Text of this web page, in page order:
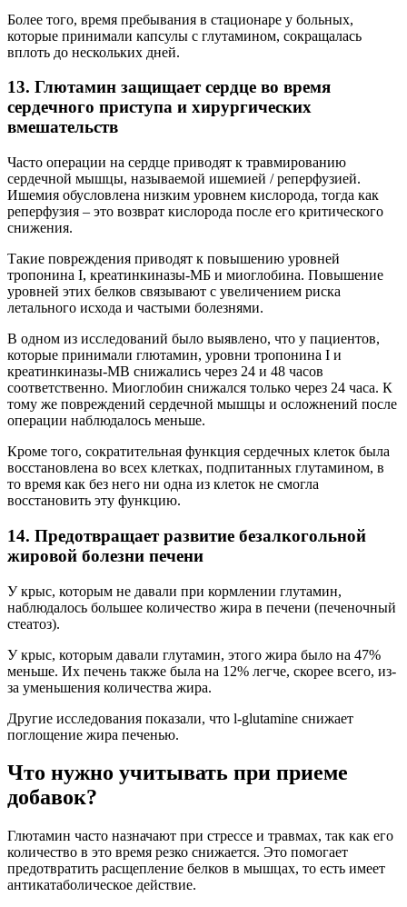
Более того, время пребывания в стационаре у больных,
которые принимали капсулы с глутамином, сокращалась
вплоть до нескольких дней.
13. Глютамин защищает сердце во время
сердечного приступа и хирургических
вмешательств
Часто операции на сердце приводят к травмированию
сердечной мышцы, называемой ишемией / реперфузией.
Ишемия обусловлена низким уровнем кислорода, тогда как
реперфузия – это возврат кислорода после его критического
снижения.
Такие повреждения приводят к повышению уровней
тропонина I, креатинкиназы-МБ и миоглобина. Повышение
уровней этих белков связывают с увеличением риска
летального исхода и частыми болезнями.
В одном из исследований было выявлено, что у пациентов,
которые принимали глютамин, уровни тропонина I и
креатинкиназы-MB снижались через 24 и 48 часов
соответственно. Миоглобин снижался только через 24 часа. К
тому же повреждений сердечной мышцы и осложнений после
операции наблюдалось меньше.
Кроме того, сократительная функция сердечных клеток была
восстановлена во всех клетках, подпитанных глутамином, в
то время как без него ни одна из клеток не смогла
восстановить эту функцию.
14. Предотвращает развитие безалкогольной
жировой болезни печени
У крыс, которым не давали при кормлении глутамин,
наблюдалось большее количество жира в печени (печеночный
стеатоз).
У крыс, которым давали глутамин, этого жира было на 47%
меньше. Их печень также была на 12% легче, скорее всего, из-
за уменьшения количества жира.
Другие исследования показали, что l-glutamine снижает
поглощение жира печенью.
Что нужно учитывать при приеме
добавок?
Глютамин часто назначают при стрессе и травмах, так как его
количество в это время резко снижается. Это помогает
предотвратить расщепление белков в мышцах, то есть имеет
антикатаболическое действие.